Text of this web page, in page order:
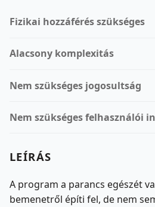
Fizikai hozzáférés szükséges
Alacsony komplexitás
Nem szükséges jogosultság
Nem szükséges felhasználói
LEÍRÁS
A program a parancs egészét
bemenetről építi fel, de nem